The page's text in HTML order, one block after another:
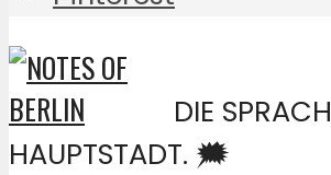
DIE
HAUPTSTADT. 🗯️